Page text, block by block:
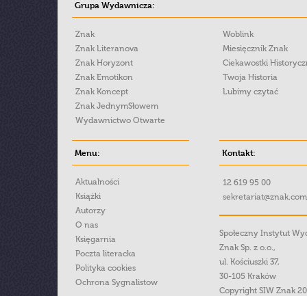
Grupa Wydawnicza:
Znak
Znak Literanova
Znak Horyzont
Znak Emotikon
Znak Koncept
Znak JednymSłowem
Wydawnictwo Otwarte
Woblink
Miesięcznik Znak
Ciekawostki
Twoja Historia
Lubimy czytać
Menu:
Aktualności
Książki
Autorzy
O nas
Księgarnia
Poczta literacka
Polityka cookies
Ochrona Sygnalistow
Kontakt:
12 619 95 00
Społeczny Instytut
Znak Sp. z o.o.,
ul. Kościuszki 37,
30-105 Kraków
Copyright SIW Znak